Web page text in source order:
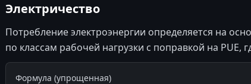
Электричество
Потребление электроэнергии определяется на
по классам рабочей нагрузки с поправкой на PUE,
Формула (упрощенная)